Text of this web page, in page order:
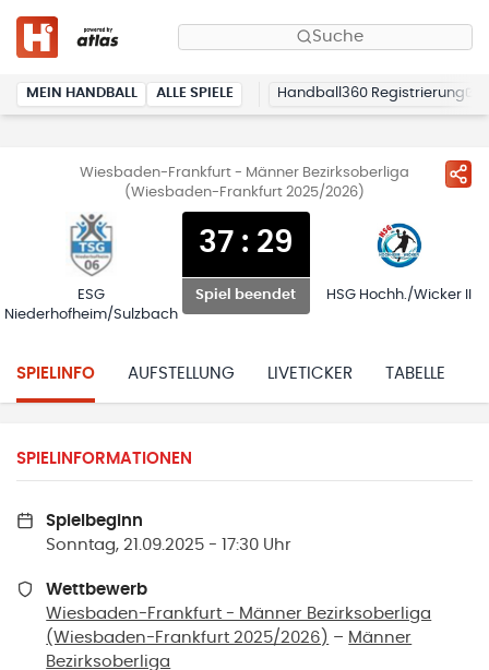
Suche
MEIN HANDBALL ALLE SPIELE Handball360 Registrierung
Wiesbaden-Frankfurt - Männer Bezirksoberliga
(Wiesbaden-Frankfurt 2025/2026)
ESG
Niederhofheim/Sulzbach
37: 29
Spiel beendet HSG Hochh./Wicker II
SPIELINFO AUFSTELLUNG LIVETICKER TABELLE
SPIELINFORMATIONEN
Spielbeginn
Sonntag, 21.09.2025 - 17:30 Uhr
Wettbewerb
Wiesbaden-Frankfurt - Männer Bezirksoberliga
(Wiesbaden-Frankfurt 2025/2026) – Männer
Bezirksoberliga